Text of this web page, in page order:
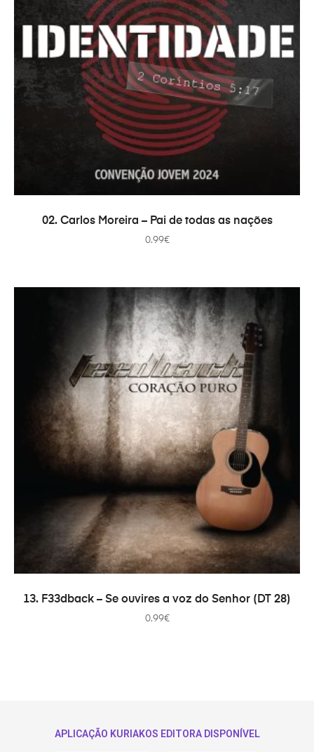
ADICIONAR
02. Carlos Moreira – Pai de todas as nações
0.99€
ADICIONAR
13. F33dback – Se ouvires a voz do Senhor (DT 28)
0.99€
APLICAÇÃO KURIAKOS EDITORA DISPONÍVEL